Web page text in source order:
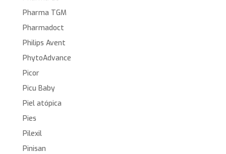
Pharma TGM
Pharmadoct
Philips Avent
PhytoAdvance
Picor
Picu Baby
Piel atópica
Pies
Pilexil
Pinisan